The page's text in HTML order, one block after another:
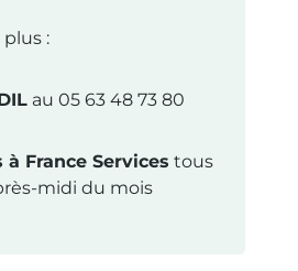
plus :
au 05 63 48 73 80
à France Services tous
midi du mois